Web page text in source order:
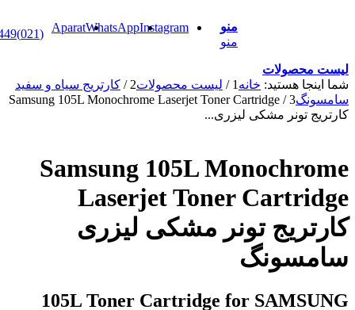
Instagram
WhatsApp
Aparat
(021)88898449
هستید: خانه1
/ لیست محصولات2
/ کارتریج سیاه و سفید
3
/
Samsung 105L Monochrome Laserjet Toner Cartridge
تونر مشکی لیزری...
Samsung 105L
Laserjet Toner
تونر مشکی لیزری
105L Toner Cartridge for